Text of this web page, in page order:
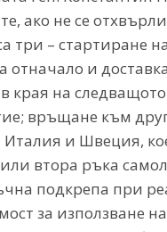
ако не се
три – стартиране
отначало и
края на следващото
връщане към
Италия и Швеция,
втора ръка
подкрепа при
за използване